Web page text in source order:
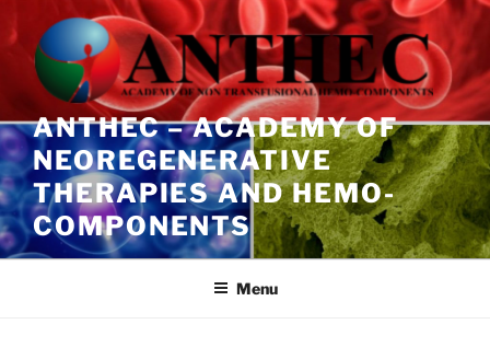
al
contenuto
ANTHEC – ACADEMY OF
NEOREGENERATIVE
THERAPIES AND HEMO-
COMPONENTS
Menu